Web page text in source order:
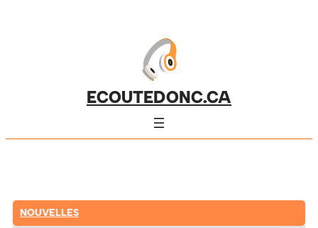
ECOUTEDONC.CA
NOUVELLES